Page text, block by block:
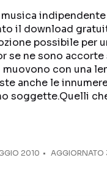
Seguici sui social
il download
possibile per
se ne sono
con una
anche le
soggette.Quelli
2010